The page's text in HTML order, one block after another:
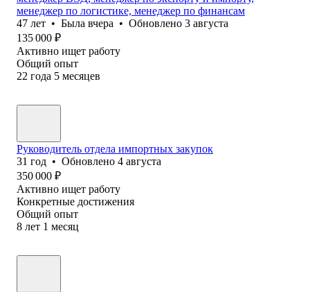
менеджер по логистике, менеджер по финансам
47 лет • Была вчера • Обновлено 3 августа
135 000 ₽
Активно ищет работу
Общий опыт
22 года 5 месяцев
Руководитель отдела импортных закупок
31 год • Обновлено 4 августа
350 000 ₽
Активно ищет работу
Конкретные достижения
Общий опыт
8 лет 1 месяц